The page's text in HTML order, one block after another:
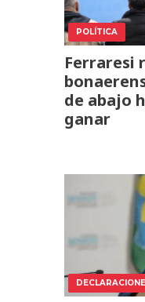
POLÍTICA
Ferraresi
de abajo
ganar